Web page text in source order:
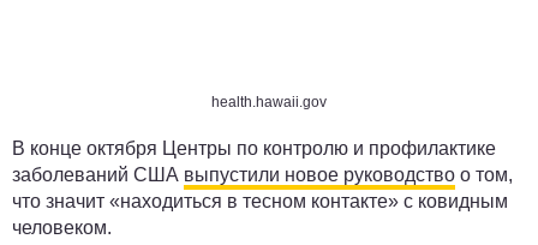
health.hawaii.gov
В конце октября Центры по контролю и профилактике
заболеваний США выпустили новое руководство о том,
что значит «находиться в тесном контакте» с ковидным
человеком.